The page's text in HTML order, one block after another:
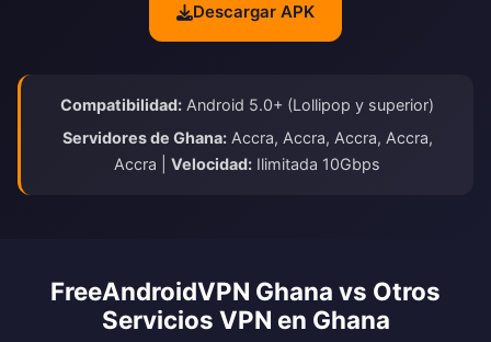
Descargar APK
Compatibilidad: Android 5.0+ (Lollipop y superior)
Servidores de Ghana:Accra, Accra, Accra, Accra,
Accra | Velocidad: Ilimitada 10Gbps
FreeAndroidVPN Ghana vs Otros
Servicios VPN en Ghana